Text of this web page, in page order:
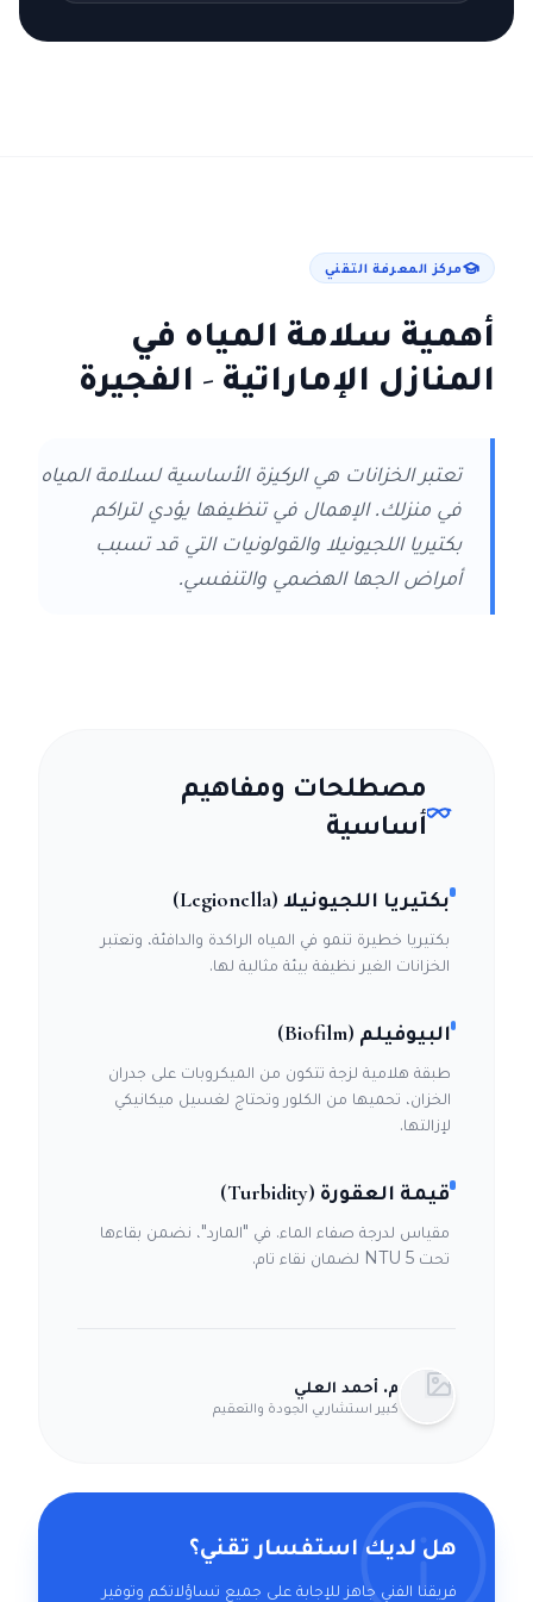
مركز المعرفة التقني
أهمية سلامة المياه في
المنازل الإماراتية - الفجيرة
تعتبر الخزانات هي الركيزة الأساسية لسلامة المياه
في منزلك. الإهمال في تنظيفها يؤدي لتراكم
بكتيريا اللجيونيلا والقولونيات التي قد تسبب
أمراض الجها الهضمي والتنفسي.
مصطلحات ومفاهيم
أساسية
بكتيريا اللجيونيلا (Legionella)
بكتيريا خطيرة تنمو في المياه الراكدة والدافئة، وتعتبر
الخزانات الغير نظيفة بيئة مثالية لها.
البيوفيلم (Biofilm)
طبقة هلامية لزجة تتكون من الميكروبات على جدران
الخزان، تحميها من الكلور وتحتاج لغسيل ميكانيكي
لإزالتها.
قيمة العقورة (Turbidity)
مقياس لدرجة صفاء الماء. في "المارد"، نضمن بقاءها
تحت 5 NTU لضمان نقاء تام.
م. أحمد العلي
كبير استشاريي الجودة والتعقيم
هل لديك استفسار تقني؟
فريقنا الفني جاهز للإجابة على جميع تساؤلاتكم وتوفير